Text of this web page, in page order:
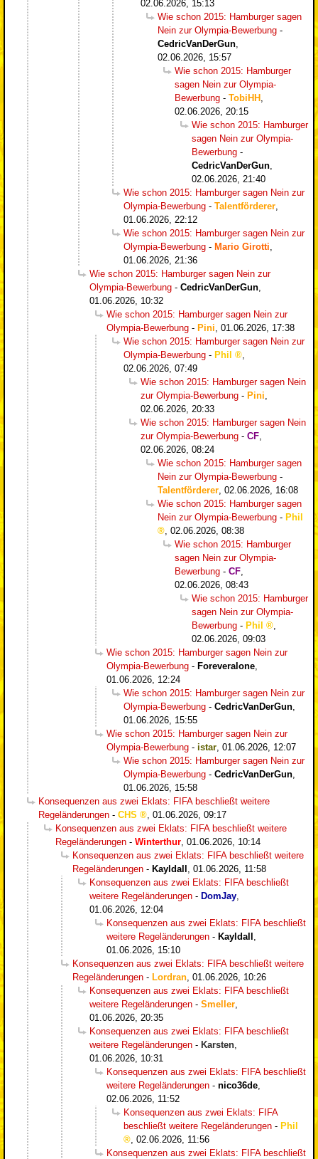
02.06.2026, 15:13
Wie schon 2015: Hamburger sagen
Nein zur Olympia-Bewerbung -
CedricVanDerGun
02.06.2026, 15:57
Wie schon 2015: Hamburger
sagen Nein zur Olympia-
Bewerbung - TobiHH
02.06.2026, 20:15
Wie schon 2015: Hamburger
sagen Nein zur Olympia-
Bewerbung -
CedricVanDerGun
02.06.2026, 21:40
Wie schon 2015: Hamburger sagen Nein zur
Olympia-Bewerbung - Talentförderer
01.06.2026, 22:12
Wie schon 2015: Hamburger sagen Nein zur
Olympia-Bewerbung - Mario Girotti
01.06.2026, 21:36
Wie schon 2015: Hamburger sagen Nein zur
Olympia-Bewerbung - CedricVanDerGun
01.06.2026, 10:32
Wie schon 2015: Hamburger sagen Nein zur
Olympia-Bewerbung - Pini 01.06.2026, 17:38
Wie schon 2015: Hamburger sagen Nein zur
Olympia-Bewerbung - Phil
02.06.2026, 07:49
Wie schon 2015: Hamburger sagen Nein
zur Olympia-Bewerbung - Pini
02.06.2026, 20:33
Wie schon 2015: Hamburger sagen Nein
zur Olympia-Bewerbung - CF
02.06.2026, 08:24
Wie schon 2015: Hamburger sagen
Nein zur Olympia-Bewerbung -
Talentförderer 02.06.2026, 16:08
Wie schon 2015: Hamburger sagen
Nein zur Olympia-Bewerbung - Phil
02.06.2026, 08:38
Wie schon 2015: Hamburger
sagen Nein zur Olympia-
Bewerbung - CF
02.06.2026, 08:43
Wie schon 2015: Hamburger
sagen Nein zur Olympia-
Bewerbung - Phil
02.06.2026, 09:03
Wie schon 2015: Hamburger sagen Nein zur
Olympia-Bewerbung - Foreveralone
01.06.2026, 12:24
Wie schon 2015: Hamburger sagen Nein zur
Olympia-Bewerbung - CedricVanDerGun
01.06.2026, 15:55
Wie schon 2015: Hamburger sagen Nein zur
Olympia-Bewerbung - istar 01.06.2026, 12:07
Wie schon 2015: Hamburger sagen Nein zur
Olympia-Bewerbung - CedricVanDerGun
01.06.2026, 15:58
Konsequenzen aus zwei Eklats: FIFA beschließt weitere
Regeländerungen - CHS
01.06.2026, 09:17
Konsequenzen aus zwei Eklats: FIFA beschließt weitere
Regeländerungen - Winterthur 01.06.2026, 10:14
Konsequenzen aus zwei Eklats: FIFA beschließt weitere
Regeländerungen - Kayldall 01.06.2026, 11:58
Konsequenzen aus zwei Eklats: FIFA beschließt
weitere Regeländerungen - DomJay
01.06.2026, 12:04
Konsequenzen aus zwei Eklats: FIFA beschließt
weitere Regeländerungen - Kayldall
01.06.2026, 15:10
Konsequenzen aus zwei Eklats: FIFA beschließt weitere
Regeländerungen - Lordran 01.06.2026, 10:26
Konsequenzen aus zwei Eklats: FIFA beschließt
weitere Regeländerungen - Smeller
01.06.2026, 20:35
Konsequenzen aus zwei Eklats: FIFA beschließt
weitere Regeländerungen - Karsten
01.06.2026, 10:31
Konsequenzen aus zwei Eklats: FIFA beschließt
weitere Regeländerungen - nico36de
02.06.2026, 11:52
Konsequenzen aus zwei Eklats: FIFA
beschließt weitere Regeländerungen - Phil
02.06.2026, 11:56
Konsequenzen aus zwei Eklats: FIFA beschließt